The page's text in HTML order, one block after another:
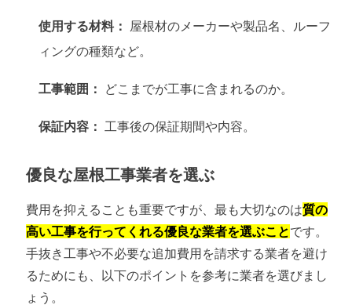
使用する材料：
屋根材のメーカーや製品名、ルーフ
ィングの種類など。
工事範囲： どこまでが工事に含まれるのか。
保証内容： 工事後の保証期間や内容。
優良な屋根工事業者を選ぶ
費用を抑えることも重要ですが、最も大切なのは質の
高い工事を行ってくれる優良な業者を選ぶことです。
手抜き工事や不必要な追加費用を請求する業者を避け
るためにも、以下のポイントを参考に業者を選びまし
ょう。